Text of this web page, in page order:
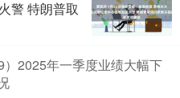
警 特朗普取
2025年一季度业绩大幅下